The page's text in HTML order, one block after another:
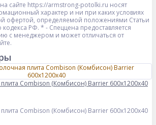
сайте https://armstrong-potolki.ru носят
характер и ни при каких условиях
офертой, определяемой положениями Статьи
кодекса РФ. * - Спеццена предоставляется
с менеджером и может отличаться от
Combison (Комбисон) Barrier 600x1200x40
Combison (Комбисон) Barrier 600x1200x40